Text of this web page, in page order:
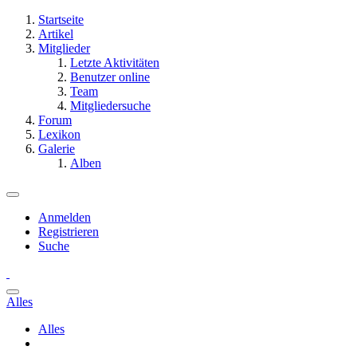
Startseite
Artikel
Mitglieder
Letzte Aktivitäten
Benutzer online
Team
Mitgliedersuche
Forum
Lexikon
Galerie
Alben
Anmelden
Registrieren
Suche
Alles
Alles